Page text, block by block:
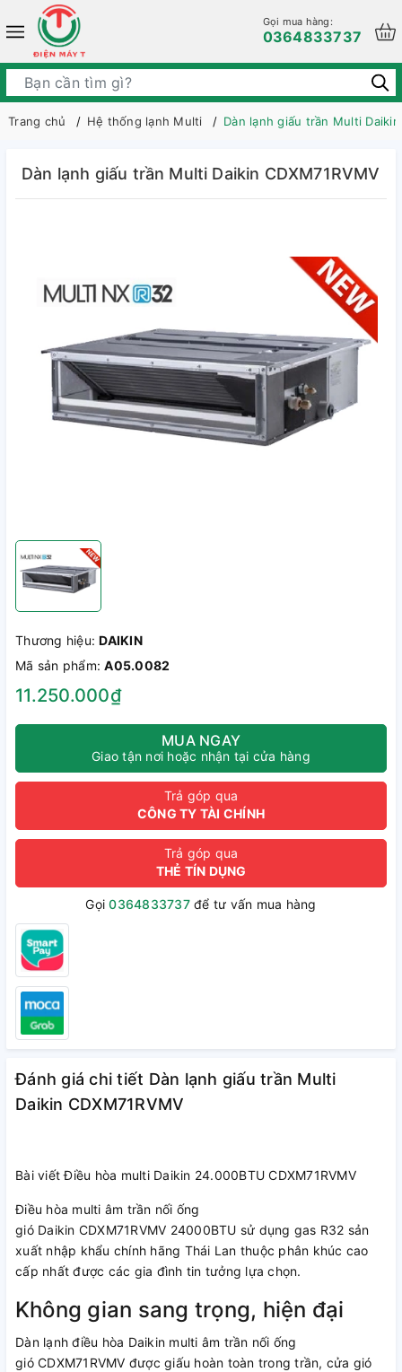
Gọi mua hàng:
0364833737
Trang chủ Hệ thống lạnh Multi Dàn lạnh giấu trần Multi Daikin
Dàn lạnh giấu trần Multi Daikin CDXM71RVMV
Thương hiệu:DAIKIN
Mã sản phẩm:A05.0082
11.250.000₫
MUA NGAY
Giao tận nơi hoặc nhận tại cửa hàng
Trả góp qua
CÔNG TY TÀI CHÍNH
Trả góp qua
THẺ TÍN DỤNG
Gọi0364833737để tư vấn mua hàng
Đánh giá chi tiết Dàn lạnh giấu trần Multi
Daikin CDXM71RVMV
Bài viết Điều hòa multi Daikin 24.000BTU CDXM71RVMV
Điều hòa multi âm trần nối ống
gió Daikin CDXM71RVMV 24000BTU sử dụng gas R32 sản
xuất nhập khẩu chính hãng Thái Lan thuộc phân khúc cao
cấp nhất được các gia đình tin tưởng lựa chọn.
Không gian sang trọng, hiện đại
Dàn lạnh điều hòa Daikin multi âm trần nối ống
gió CDXM71RVMV được giấu hoàn toàn trong trần, cửa gió